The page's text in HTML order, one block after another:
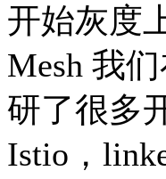
开始灰度
Mesh 我
研了很多
Istio，